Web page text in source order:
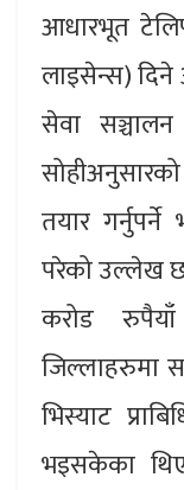
आधारभूत
लाइसेन्स)
सेवा
तयार
परेको उल्लेख
करोड
जिल्लाहरुमा
भिस्याट
भइसकेका